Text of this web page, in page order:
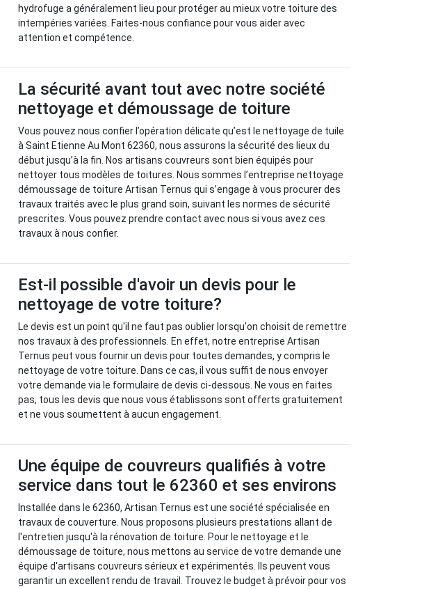
hydrofuge a généralement lieu pour protéger au mieux votre toiture des
intempéries variées. Faites-nous confiance pour vous aider avec
attention et compétence.
La sécurité avant tout avec notre société
nettoyage et démoussage de toiture
Vous pouvez nous confier l’opération délicate qu’est le nettoyage de tuile
à Saint Etienne Au Mont 62360, nous assurons la sécurité des lieux du
début jusqu’à la fin. Nos artisans couvreurs sont bien équipés pour
nettoyer tous modèles de toitures. Nous sommes l’entreprise nettoyage
démoussage de toiture Artisan Ternus qui s’engage à vous procurer des
travaux traités avec le plus grand soin, suivant les normes de sécurité
prescrites. Vous pouvez prendre contact avec nous si vous avez ces
travaux à nous confier.
Est-il possible d'avoir un devis pour le
nettoyage de votre toiture?
Le devis est un point qu'il ne faut pas oublier lorsqu'on choisit de remettre
nos travaux à des professionnels. En effet, notre entreprise Artisan
Ternus peut vous fournir un devis pour toutes demandes, y compris le
nettoyage de votre toiture. Dans ce cas, il vous suffit de nous envoyer
votre demande via le formulaire de devis ci-dessous. Ne vous en faites
pas, tous les devis que nous vous établissons sont offerts gratuitement
et ne vous soumettent à aucun engagement.
Une équipe de couvreurs qualifiés à votre
service dans tout le 62360 et ses environs
Installée dans le 62360, Artisan Ternus est une société spécialisée en
travaux de couverture. Nous proposons plusieurs prestations allant de
l'entretien jusqu'à la rénovation de toiture. Pour le nettoyage et le
démoussage de toiture, nous mettons au service de votre demande une
équipe d'artisans couvreurs sérieux et expérimentés. Ils peuvent vous
garantir un excellent rendu de travail. Trouvez le budget à prévoir pour vos